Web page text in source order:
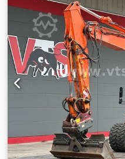
Arbeitstunden : 10261 h 4
4x Hydrl. Abstützpunkte +
Sortiergreifer Gerne
Finanzierung/Leasing mit
ohne Gewähr. Irrtum und